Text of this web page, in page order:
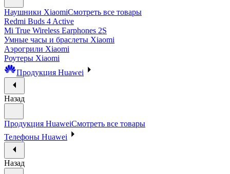
Наушники XiaomiСмотреть все товары
Redmi Buds 4 Active
Mi True Wireless Earphones 2S
Умные часы и браслеты Xiaomi
Аэрогрили Xiaomi
Роутеры Xiaomi
Продукция Huawei
Назад
Продукция HuaweiСмотреть все товары
Телефоны Huawei
Назад